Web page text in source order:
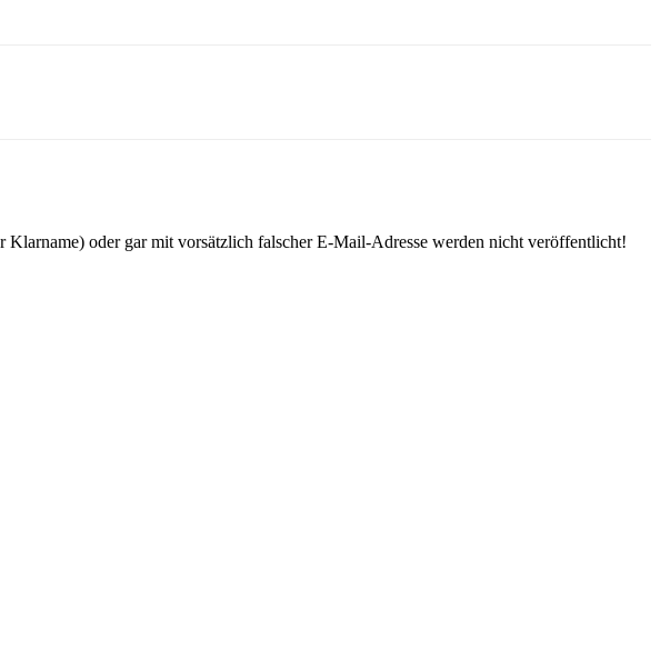
oder gar mit vorsätzlich falscher E-Mail-Adresse werden nicht veröffentlicht!